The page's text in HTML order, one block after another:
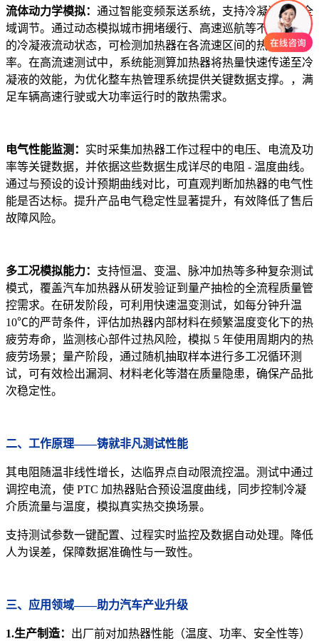
流体动力学模拟： 通过智能变频泵送系统，支持冷凝液流速全
域调节。通过动态模拟城市拥堵缓行、高速巡航等不同工况下
的冷凝液流动状态，可检测加热器在各流速区间的热交换效
率。在高流速测试中，系统能测算加热器将热量快速传递至冷
凝液的效能，为优化整车热管理系统提供关键数据支撑。，满
足车辆高速行驶或大功率运行时的散热需求。
电气性能监测： 实时采集加热器工作过程中的电压、电流及功
率等关键数据，并依据这些数据生成详尽的电阻 - 温度曲线。
通过与预设的设计预期曲线对比，可直观判断加热器的电气性
能是否达标。提升产品电气稳定性显著提升，有效降低了售后
故障风险。
多工况模拟能力： 支持恒温、变温、脉冲加热等多种复杂测试
模式，覆盖汽车加热器从研发验证到量产抽检的全流程质量管
控需求。在研发阶段，可利用快速温变测试，如每分钟升温
10℃的严苛条件，评估加热器内部材料在频繁温度变化下的热
疲劳寿命，监测核心部件过热风险，模拟 5 年使用周期内的热
疲劳场景；量产阶段，通过随机抽取样本进行多工况循环测
试，可有效检出漏洞、材料老化等潜在质量隐患，确保产品批
次稳定性。
二、工作原理——铸就非凡测试性能
其电阻随温非线性增长，达临界点自动限流控温。测试中通过
调控电流，使 PTC 加热器贴合预设温度曲线，同步控制冷凝
介质流量与温度，模拟真实热交换场景。
支持测试参数一键配置、过程实时监控及数据自动处理。降低
人为误差，保障数据准确性与一致性。
三、应用领域——助力汽车产业升级
1.生产制造： 出厂前对加热器性能（温度、功率、安全性等）